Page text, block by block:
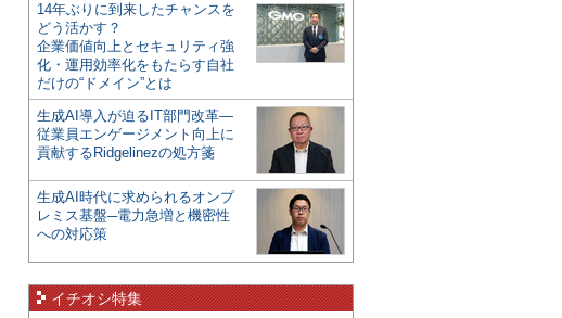
14年ぶりに到来したチャンスを
どう活かす？
企業価値向上とセキュリティ強
化・運用効率化をもたらす自社
だけの“ドメイン”とは
生成AI導入が迫るIT部門改革―
従業員エンゲージメント向上に
貢献するRidgelinezの処方箋
生成AI時代に求められるオンプ
レミス基盤─電力急増と機密性
への対応策
イチオシ特集